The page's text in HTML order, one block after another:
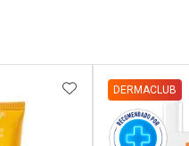
ADICIONAR AOS
DERMACLUB